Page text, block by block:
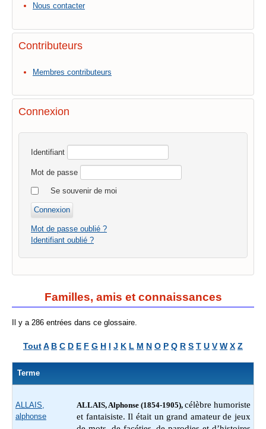
Nous contacter
Contributeurs
Membres contributeurs
Connexion
Identifiant
Mot de passe
Se souvenir de moi
Mot de passe oublié ?
Identifiant oublié ?
Familles, amis et connaissances
Il y a 286 entrées dans ce glossaire.
ToutA B C D E F G H I J K L M N O P Q R S T U V W X Z
Terme
ALLAIS,
alphonse
ALLAIS, Alphonse (1854-1905), célèbre humoriste
et fantaisiste. Il était un grand amateur de jeux